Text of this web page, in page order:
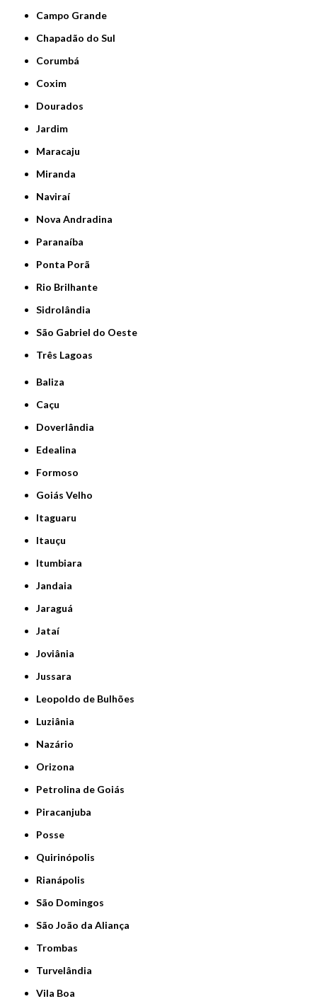
Campo Grande
Chapadão do Sul
Corumbá
Coxim
Dourados
Jardim
Maracaju
Miranda
Naviraí
Nova Andradina
Paranaíba
Ponta Porã
Rio Brilhante
Sidrolândia
São Gabriel do Oeste
Três Lagoas
Baliza
Caçu
Doverlândia
Edealina
Formoso
Goiás Velho
Itaguaru
Itauçu
Itumbiara
Jandaia
Jaraguá
Jataí
Joviânia
Jussara
Leopoldo de Bulhões
Luziânia
Nazário
Orizona
Petrolina de Goiás
Piracanjuba
Posse
Quirinópolis
Rianápolis
São Domingos
São João da Aliança
Trombas
Turvelândia
Vila Boa